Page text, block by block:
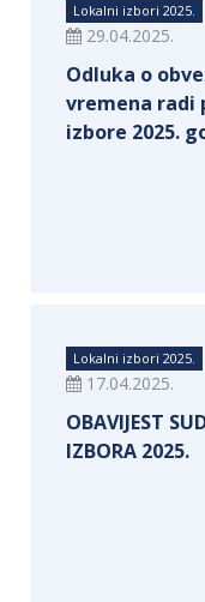
Lokalni izbori 2025.
29.04.2025.
Odluka o
vremena radi
izbore 2025.
Lokalni izbori 2025.
17.04.2025.
OBAVIJEST
IZBORA 2025.